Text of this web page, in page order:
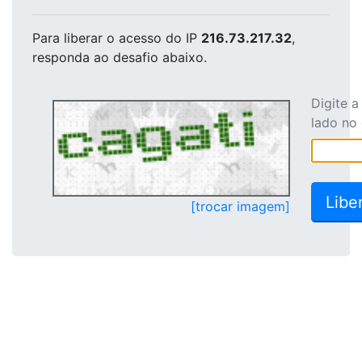
Para liberar o acesso do IP 216.73.217.32,
responda ao desafio abaixo.
[trocar imagem]
Digite
lado no